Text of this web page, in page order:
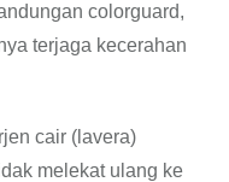
colorguard,
terjaga kecerahan
cair (lavera)
melekat ulang ke